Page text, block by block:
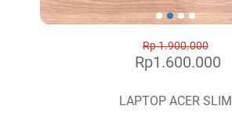
Rp 1.900.000
Rp1.600.000
LAPTOP ACER SLIM